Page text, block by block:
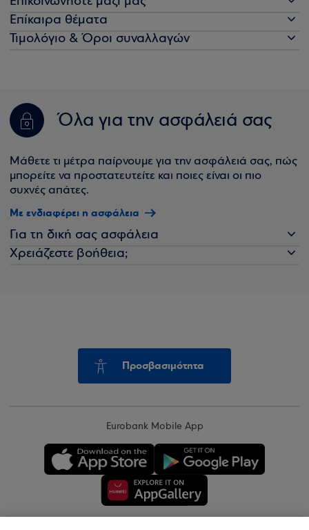
Επίκαιρα θέματα
Τιμολόγιο & Όροι συναλλαγών
Όλα για την ασφάλειά σας
Μάθετε τι μέτρα παίρνουμε για την ασφάλειά σας, πώς
μπορείτε να προστατευτείτε και ποιες είναι οι πιο
συχνές απάτες.
Με ενδιαφέρει η ασφάλεια
Για τη δική σας ασφάλεια
Χρειάζεστε βοήθεια;
Προσβασιμότητα
Eurobank Mobile App